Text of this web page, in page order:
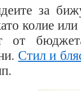
за
колие
от
Стил и